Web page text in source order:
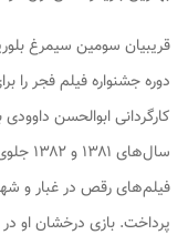
قریبیان سومین سیمرغ
دوره جشنواره فیلم فجر را
کارگردانی ابوالحسن
فیلم‌های رقص در غبار و
پرداخت. بازی درخشان او